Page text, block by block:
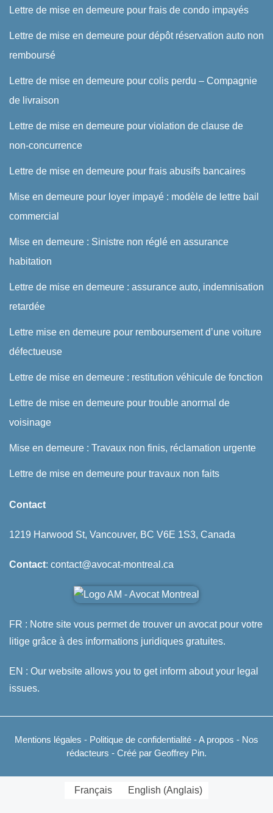
Lettre de mise en demeure pour frais de condo impayés
Lettre de mise en demeure pour dépôt réservation auto non
remboursé
Lettre de mise en demeure pour colis perdu – Compagnie
de livraison
Lettre de mise en demeure pour violation de clause de
non-concurrence
Lettre de mise en demeure pour frais abusifs bancaires
Mise en demeure pour loyer impayé : modèle de lettre bail
commercial
Mise en demeure : Sinistre non réglé en assurance
habitation
Lettre de mise en demeure : assurance auto, indemnisation
retardée
Lettre mise en demeure pour remboursement d’une voiture
défectueuse
Lettre de mise en demeure : restitution véhicule de fonction
Lettre de mise en demeure pour trouble anormal de
voisinage
Mise en demeure : Travaux non finis, réclamation urgente
Lettre de mise en demeure pour travaux non faits
Contact
1219 Harwood St, Vancouver, BC V6E 1S3, Canada
Contact: contact@avocat-montreal.ca
FR : Notre site vous permet de trouver un avocat pour votre
litige grâce à des informations juridiques gratuites.
EN : Our website allows you to get inform about your legal
issues.
Mentions légales - Politique de confidentialité -A propos - Nos
rédacteurs - Créé par Geoffrey Pin.
Français English (Anglais)